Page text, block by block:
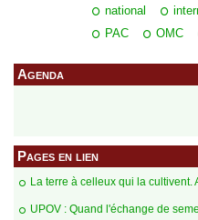
national
PAC
OMC
Agenda
Pages en lien
La terre à celleux qui la cultivent.
UPOV : Quand l'échange de